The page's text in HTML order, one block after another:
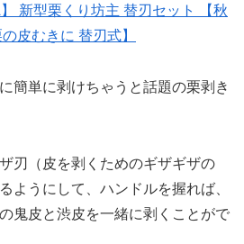
新型栗くり坊主 替刃セット 【秋
皮むきに 替刃式】
簡単に剥けちゃうと話題の栗剥き
刃（皮を剥くためのギザギザの
ようにして、ハンドルを握れば、
鬼皮と渋皮を一緒に剥くことがで